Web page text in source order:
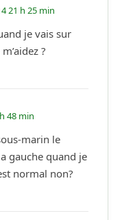
21 h 25 min
je vais sur
?
48 min
marin le
gauche quand je
normal non?